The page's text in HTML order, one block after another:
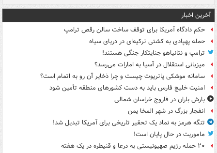
آخرین اخبار
حکم دادگاه آمریکا برای توقف ساخت سالن رقص ترامپ
حمله پهپادی به کشتی ترکیه‌ای در دریای سیاه
ترامپ و نتانیاهو جنایتکار جنگی هستند!
میزبانی استقلال در آسیا به امارات می‌رسد؟
سامانه موشکی پاتریوت چیست و چرا ذخایر آن رو به اتمام است؟
امنیت خلیج فارس باید به دست کشورهای منطقه تأمین شود
بارش باران در فاروج خراسان شمالی
انفجار بزرگ در شهر المخا یمن
تنگه هرمز به نماد یک تحقیر تاریخی برای آمریکا تبدیل شد!
ماموریت در حال پایان است!
۲۰ حمله رژیم صهیونیستی به درعا و قنیطره در یک هفته